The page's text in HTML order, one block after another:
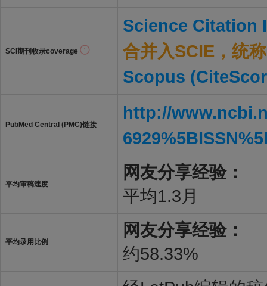
SCI期刊收录coverage
Science Citation
合并入SCIE，统
Scopus
PubMed Central (PMC)链接
http://
平均审稿速度
网友分享经验：
平均1.3月
平均录用比例
网友分享经验：
约58.33%